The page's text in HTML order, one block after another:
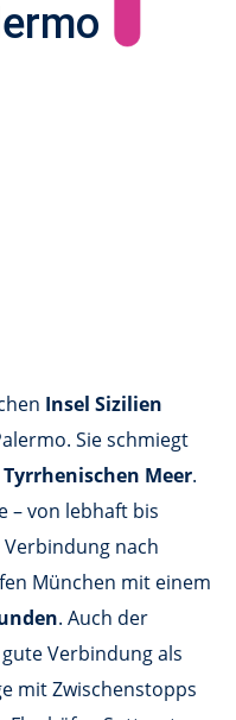
Insel Sizilien
Sie schmiegt
Tyrrhenischen Meer.
– von lebhaft bis
nach
München mit einem
. Auch der
Verbindung als
mit Zwischenstopps